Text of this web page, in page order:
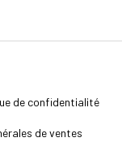
de confidentialité
de ventes